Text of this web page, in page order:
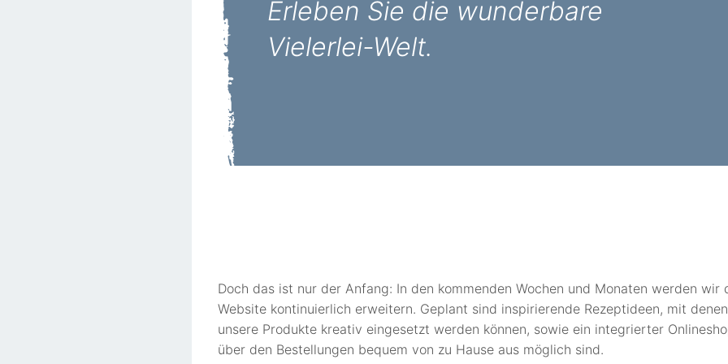
Erleben Sie die wunderbare
Vielerlei-Welt.
Doch das ist nur der Anfang: In den kommenden Wochen und Monaten werden wir
Website kontinuierlich erweitern. Geplant sind inspirierende Rezeptideen, mit denen
unsere Produkte kreativ eingesetzt werden können, sowie ein integrierter
über den Bestellungen bequem von zu Hause aus möglich sind.